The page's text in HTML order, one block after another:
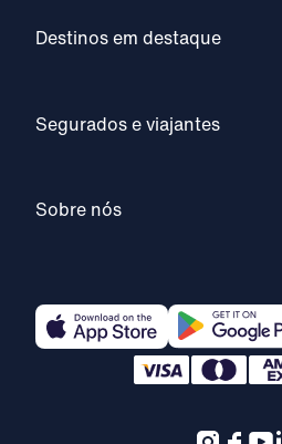
Destinos em destaque
Segurados e viajantes
Sobre nós